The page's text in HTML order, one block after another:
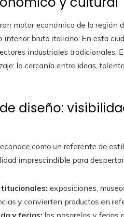
motor económico de la región
interior bruto italiano. En esta
industriales tradicionales.
la cercanía entre ideas,
diseño:
como un referente de
imprescindible para
exposiciones,
y convierten productos en
y ferias: las pasarelas y ferias